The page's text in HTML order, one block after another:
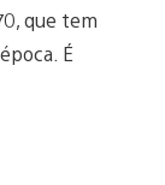
que tem
É